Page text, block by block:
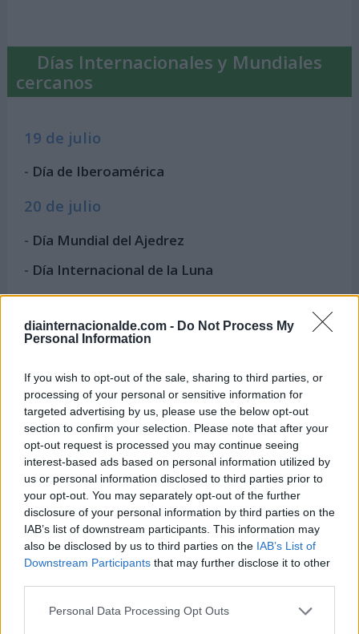
diainternacionalde.com - Do Not Process My
Personal Information
If you wish to opt-out of the sale, sharing to third parties, or
processing of your personal or sensitive information for
targeted advertising by us, please use the below opt-out
section to confirm your selection. Please note that after your
opt-out request is processed you may continue seeing
interest-based ads based on personal information utilized by
us or personal information disclosed to third parties prior to
your opt-out. You may separately opt-out of the further
disclosure of your personal information by third parties on the
IAB’s list of downstream participants. This information may
also be disclosed by us to third parties on the IAB’s List of
Downstream Participants that may further disclose it to other
Personal Data Processing Opt Outs
Días Internacionales y Mundiales
cercanos
19 de julio
- Día de Iberoamérica
20 de julio
- Día Mundial del Ajedrez
- Día Internacional de la Luna
-Día del Amigo
21 de julio
Semanas Internacionales cercanas
Del 24 al 28 de agosto
Semana Mundial del Agua
Del 1 al 7 de agosto
Semana Mundial de la Lactancia Materna